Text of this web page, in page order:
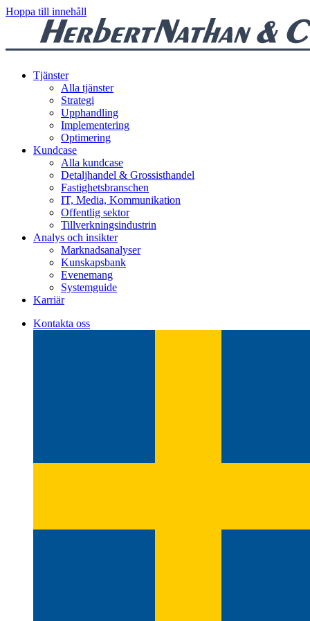
Hoppa till innehåll
Tjänster
Alla tjänster
Strategi
Upphandling
Implementering
Optimering
Kundcase
Alla kundcase
Detaljhandel & Grossisthandel
Fastighetsbranschen
IT, Media, Kommunikation
Offentlig sektor
Tillverkningsindustrin
Analys och insikter
Marknadsanalyser
Kunskapsbank
Evenemang
Systemguide
Karriär
Kontakta oss